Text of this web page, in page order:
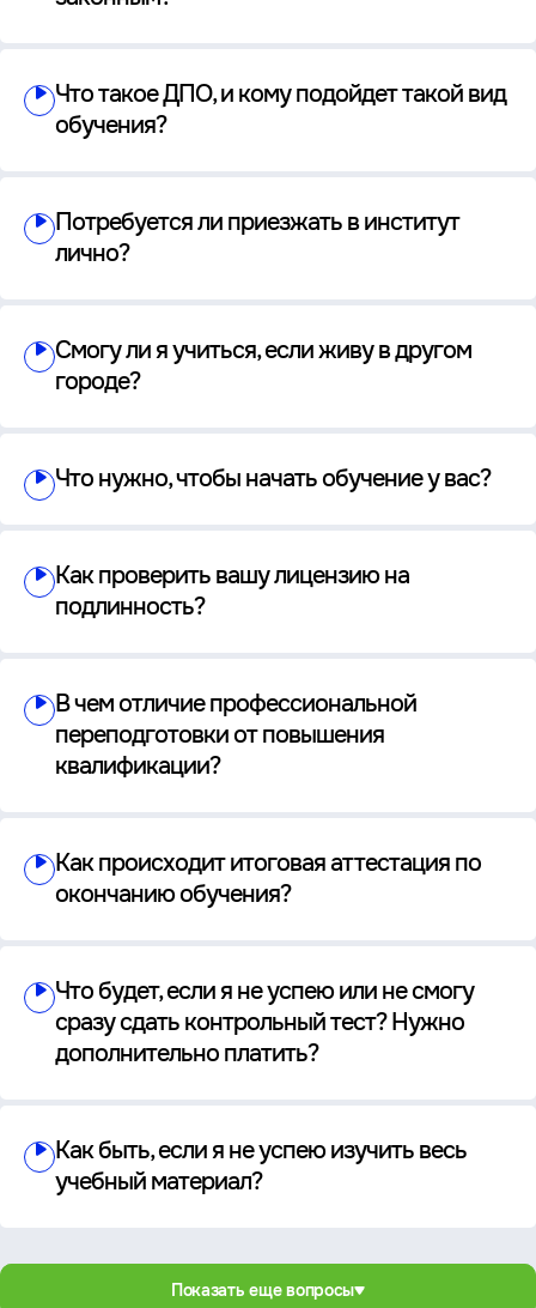
Что такое ДПО, и кому подойдет такой вид
обучения?
Потребуется ли приезжать в институт
лично?
Смогу ли я учиться, если живу в другом
городе?
Что нужно, чтобы начать обучение у вас?
Как проверить вашу лицензию на
подлинность?
В чем отличие профессиональной
переподготовки от повышения
квалификации?
Как происходит итоговая аттестация по
окончанию обучения?
Что будет, если я не успею или не смогу
сразу сдать контрольный тест? Нужно
дополнительно платить?
Как быть, если я не успею изучить весь
учебный материал?
Показать еще вопросы